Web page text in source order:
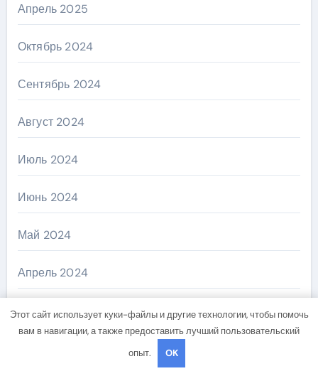
Апрель 2025
Октябрь 2024
Сентябрь 2024
Август 2024
Июль 2024
Июнь 2024
Май 2024
Апрель 2024
Март 2024
Этот сайт использует куки-файлы и другие технологии, чтобы помочь
вам в навигации, а также предоставить лучший пользовательский
опыт.
OK